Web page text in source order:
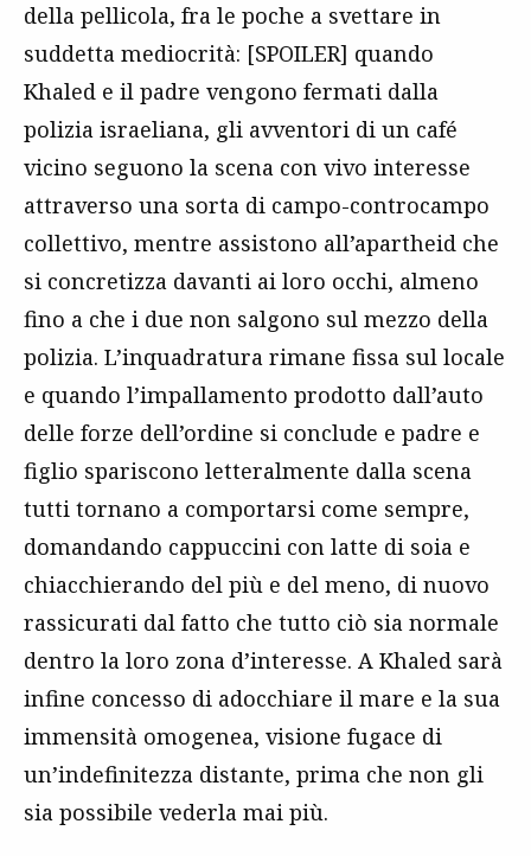
della pellicola, fra le poche a svettare in
suddetta mediocrità: [SPOILER] quando
Khaled e il padre vengono fermati dalla
polizia israeliana, gli avventori di un café
vicino seguono la scena con vivo interesse
attraverso una sorta di campo-controcampo
collettivo, mentre assistono all’apartheid che
si concretizza davanti ai loro occhi, almeno
fino a che i due non salgono sul mezzo della
polizia. L’inquadratura rimane fissa sul locale
e quando l’impallamento prodotto dall’auto
delle forze dell’ordine si conclude e padre e
figlio spariscono letteralmente dalla scena
tutti tornano a comportarsi come sempre,
domandando cappuccini con latte di soia e
chiacchierando del più e del meno, di nuovo
rassicurati dal fatto che tutto ciò sia normale
dentro la loro zona d’interesse. A Khaled sarà
infine concesso di adocchiare il mare e la sua
immensità omogenea, visione fugace di
un’indefinitezza distante, prima che non gli
sia possibile vederla mai più.